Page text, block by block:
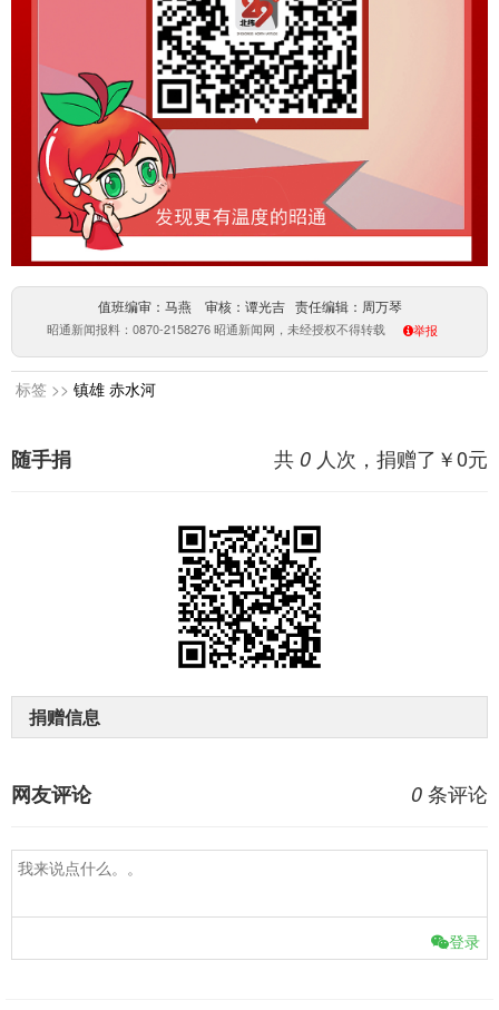
值班编审：马燕 审核：谭光吉 责任编辑：周万琴
昭通新闻报料：0870-2158276 昭通新闻网，未经授权不得转载 举报
标签 >> 镇雄 赤水河
共 0 人次，捐赠了￥0元
随手捐
捐赠信息
0 条评论
网友评论
登录